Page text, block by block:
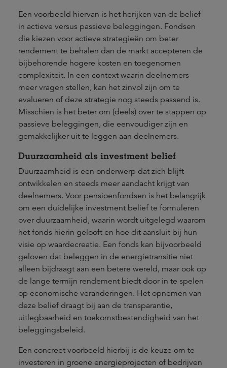
Een voorbeeld hiervan is het herijken van de belief
in actieve versus passieve beleggingen. Fondsen
die kiezen voor actieve strategieën om beter
rendement te behalen dan de markt accepteren de
bijbehorende hogere kosten en toegenomen
complexiteit. In een context waarin deelnemers
meer vragen stellen, kan het zinvol zijn om te
evalueren of deze strategie nog steeds passend is.
Misschien is het beter om (deels) over te stappen op
passieve beleggingen, die eenvoudiger zijn en
gemakkelijker uit te leggen aan deelnemers.
Duurzaamheid als investment belief
Duurzaamheid is een onderwerp dat zich blijft
ontwikkelen en steeds meer aandacht krijgt van
deelnemers. Voor pensioenfondsen is het belangrijk
om een duidelijke investment belief te formuleren
over duurzaamheid, waarin wordt uitgelegd waarom
het fonds hierin gelooft en hoe dit aansluit bij hun
visie op waardecreatie. Een fonds kan bijvoorbeeld
geloven dat beleggen in de energietransitie niet
alleen bijdraagt aan een betere wereld, maar ook op
de lange termijn rendement biedt door in te spelen
op economische veranderingen. Het opnemen van
deze belief draagt bij aan de transparantie,
uitlegbaarheid en toekomstbestendigheid van het
beleggingsbeleid.
Een concreet voorbeeld hierbij is de keuze om te
investeren in groene energieprojecten of bedrijven